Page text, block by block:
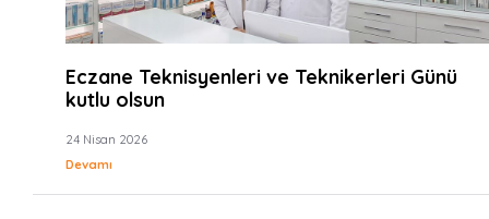
Eczane Teknisyenleri ve Teknikerleri Günü
kutlu olsun
24 Nisan 2026
Devamı